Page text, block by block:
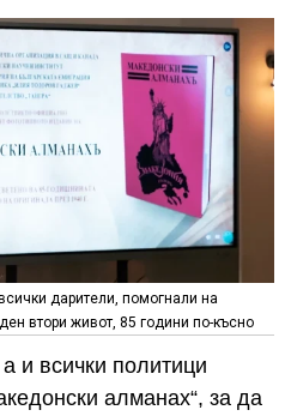
дарители, помогнали на
втори живот, 85 години по-късно
и всички политици
алманах“, за да